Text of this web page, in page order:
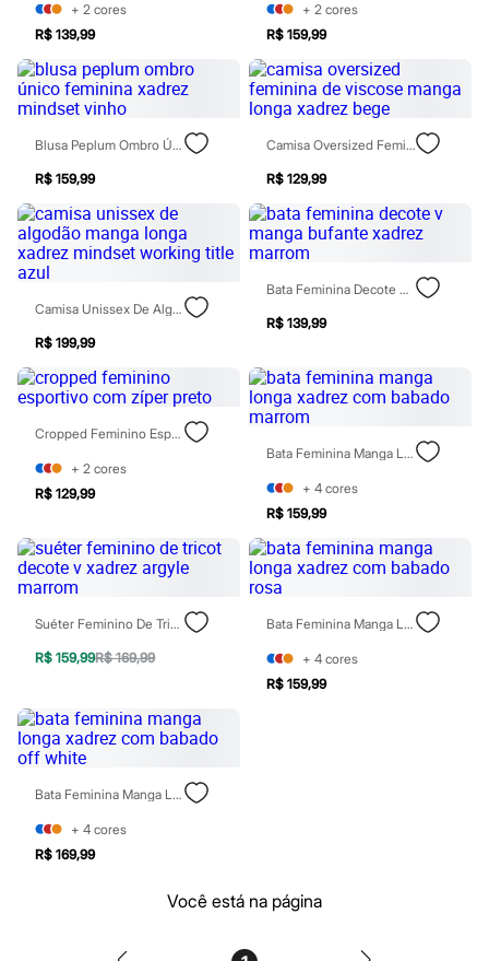
Chinelos
Pantufas
Rasteirinhas
Sandálias
Tênis
Diversão
Marcas
Baby Club
Fifteen
Miss Fifteen
Palomino
Moda íntima
Calcinhas
Cuecas
Pijamas
Moda praia
Biquínis e Maiôs
Blusas de proteção
Sungas
Personagens
Bluey
Disney
Hello Kitty
Homem Aranha
Minecraft
Patrulha Canina
Sonic
Stitch
Kits
Perfumes árabes
Novidades
Condicionador
Escovas e Pentes
Finalizadores
Shampoo
Tratamento
Cuidados com o corpo
Hidratante
Protetor solar
Tratamento
+ 2 cores
R$ 139,99
+ 2 cores
R$ 159,99
Blusa Peplum Ombro Único Feminina Xadrez Mindset Vinho
R$ 159,99
Camisa Oversized Feminina De Viscose Manga Longa Xadrez Bege
R$ 129,99
Camisa Unissex De Algodão Manga Longa Xadrez Mindset Working Title Azul
R$ 199,99
Bata Feminina Decote V Manga Bufante Xadrez Marrom
R$ 139,99
Cropped Feminino Esportivo Com Zíper Preto
+ 2 cores
R$ 129,99
Bata Feminina Manga Longa Xadrez Com Babado Marrom
+ 4 cores
R$ 159,99
Suéter Feminino De Tricot Decote V Xadrez Argyle Marrom
R$ 159,99R$ 169,99
Bata Feminina Manga Longa Xadrez Com Babado Rosa
+ 4 cores
R$ 159,99
Bata Feminina Manga Longa Xadrez Com Babado Off White
+ 4 cores
R$ 169,99
Você está na página